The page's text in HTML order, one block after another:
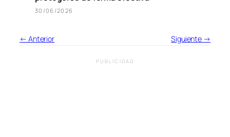
30/06/2026
← Anterior Siguiente →
PUBLICIDAD